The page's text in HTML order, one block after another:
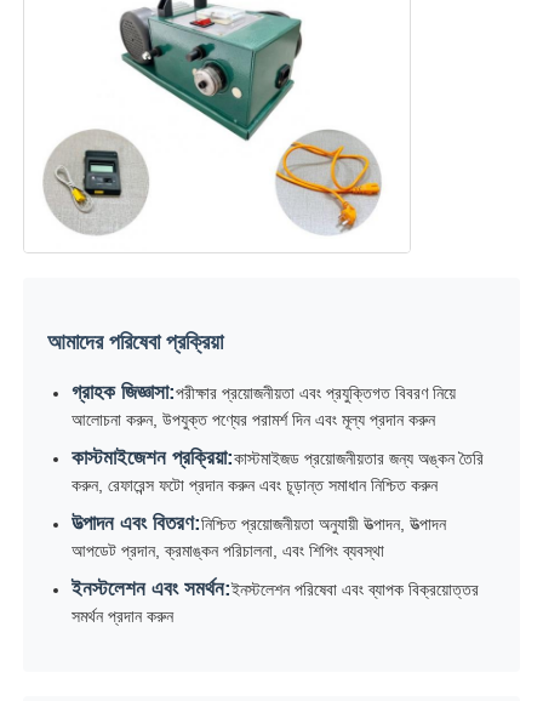
আমাদের পরিষেবা প্রক্রিয়া
গ্রাহক জিজ্ঞাসা:পরীক্ষার প্রয়োজনীয়তা এবং প্রযুক্তিগত বিবরণ নিয়ে
আলোচনা করুন, উপযুক্ত পণ্যের পরামর্শ দিন এবং মূল্য প্রদান করুন
কাস্টমাইজেশন প্রক্রিয়া:কাস্টমাইজড প্রয়োজনীয়তার জন্য অঙ্কন তৈরি
করুন, রেফারেন্স ফটো প্রদান করুন এবং চূড়ান্ত সমাধান নিশ্চিত করুন
উত্পাদন এবং বিতরণ:নিশ্চিত প্রয়োজনীয়তা অনুযায়ী উত্পাদন, উত্পাদন
আপডেট প্রদান, ক্রমাঙ্কন পরিচালনা, এবং শিপিং ব্যবস্থা
ইনস্টলেশন এবং সমর্থন:ইনস্টলেশন পরিষেবা এবং ব্যাপক বিক্রয়োত্তর
সমর্থন প্রদান করুন